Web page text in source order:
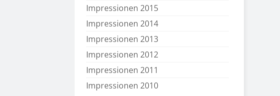
Impressionen 2015
Impressionen 2014
Impressionen 2013
Impressionen 2012
Impressionen 2011
Impressionen 2010